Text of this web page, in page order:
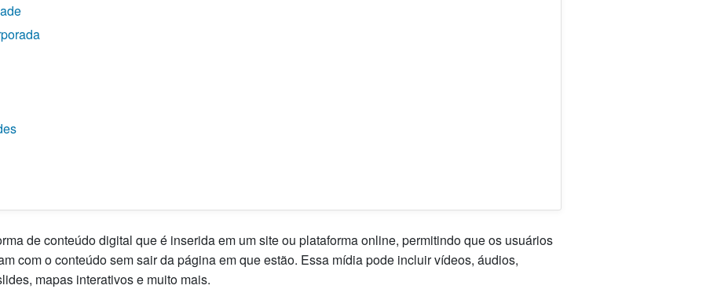
de conteúdo digital que é inserida em um site ou plataforma online, permitindo que os usuários
com o conteúdo sem sair da página em que estão. Essa mídia pode incluir vídeos, áudios,
mapas interativos e muito mais.